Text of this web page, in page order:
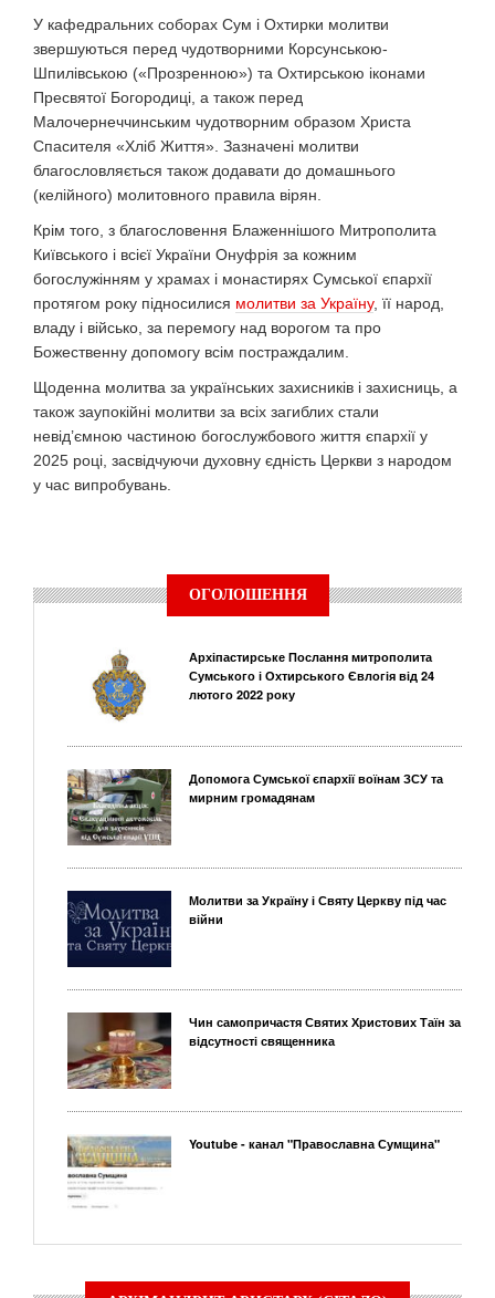
У кафедральних соборах Сум і Охтирки молитви
звершуються перед чудотворними Корсунською-
Шпилівською («Прозренною») та Охтирською іконами
Пресвятої Богородиці, а також перед
Малочернеччинським чудотворним образом Христа
Спасителя «Хліб Життя». Зазначені молитви
благословляється також додавати до домашнього
(келійного) молитовного правила вірян.
Крім того, з благословення Блаженнішого Митрополита
Київського і всієї України Онуфрія за кожним
богослужінням у храмах і монастирях Сумської єпархії
протягом року підносилися молитви за Україну, її народ,
владу і військо, за перемогу над ворогом та про
Божественну допомогу всім постраждалим.
Щоденна молитва за українських захисників і захисниць, а
також заупокійні молитви за всіх загиблих стали
невід’ємною частиною богослужбового життя єпархії у
2025 році, засвідчуючи духовну єдність Церкви з народом
у час випробувань.
ОГОЛОШЕННЯ
Архіпастирське Послання митрополита
Сумського і Охтирського Євлогія від 24
лютого 2022 року
Допомога Сумської єпархії воїнам ЗСУ та
мирним громадянам
Молитви за Україну і Святу Церкву під час
війни
Чин самопричастя Святих Христових Таїн за
відсутності священника
Youtube - канал "Православна Сумщина"